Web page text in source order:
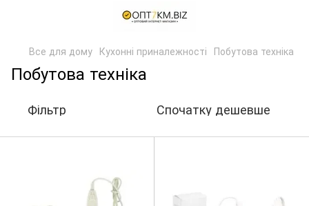
Все для дому Кухонні приналежності Побутова техніка
Побутова техніка
Фільтр Спочатку дешевше